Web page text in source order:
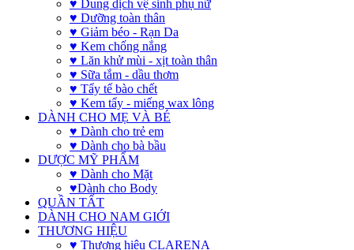
♥ Dung dịch vệ sinh phụ nữ
♥ Dưỡng toàn thân
♥ Giảm béo - Rạn Da
♥ Kem chống nắng
♥ Lăn khử mùi - xịt toàn thân
♥ Sữa tắm - dầu thơm
♥ Tẩy tế bào chết
♥ Kem tẩy - miếng wax lông
DÀNH CHO MẸ VÀ BÉ
♥ Dành cho trẻ em
♥ Dành cho bà bầu
DƯỢC MỸ PHẨM
♥ Dành cho Mặt
♥Dành cho Body
QUẦN TẤT
DÀNH CHO NAM GIỚI
THƯƠNG HIỆU
♥ Thương hiệu CLARENA